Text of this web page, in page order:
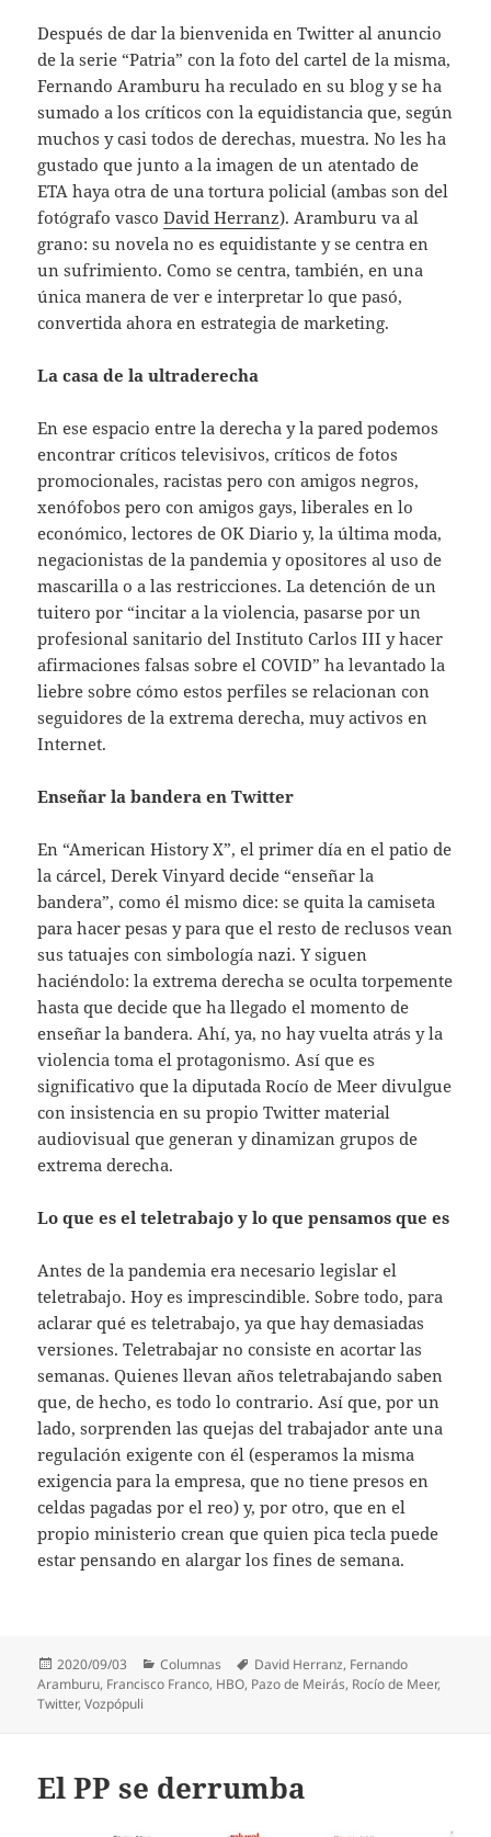
Después de dar la bienvenida en Twitter al anuncio
de la serie “Patria” con la foto del cartel de la misma,
Fernando Aramburu ha reculado en su blog y se ha
sumado a los críticos con la equidistancia que, según
muchos y casi todos de derechas, muestra. No les ha
gustado que junto a la imagen de un atentado de
ETA haya otra de una tortura policial (ambas son del
fotógrafo vascoDavid Herranz). Aramburu va al
grano: su novela no es equidistante y se centra en
un sufrimiento. Como se centra, también, en una
única manera de ver e interpretar lo que pasó,
convertida ahora en estrategia de marketing.
La casa de la ultraderecha
En ese espacio entre la derecha y la pared podemos
encontrar críticos televisivos, críticos de fotos
promocionales, racistas pero con amigos negros,
xenófobos pero con amigos gays, liberales en lo
económico, lectores de OK Diario y, la última moda,
negacionistas de la pandemia y opositores al uso de
mascarilla o a las restricciones. La detención de un
tuitero por “incitar a la violencia, pasarse por un
profesional sanitario del Instituto Carlos III y hacer
afirmaciones falsas sobre el COVID” ha levantado la
liebre sobre cómo estos perfiles se relacionan con
seguidores de la extrema derecha, muy activos en
Internet.
Enseñar la bandera en Twitter
En “American History X”, el primer día en el patio de
la cárcel, Derek Vinyard decide “enseñar la
bandera”, como él mismo dice: se quita la camiseta
para hacer pesas y para que el resto de reclusos vean
sus tatuajes con simbología nazi. Y siguen
haciéndolo: la extrema derecha se oculta torpemente
hasta que decide que ha llegado el momento de
enseñar la bandera. Ahí, ya, no hay vuelta atrás y la
violencia toma el protagonismo. Así que es
significativo que la diputada Rocío de Meer divulgue
con insistencia en su propio Twitter material
audiovisual que generan y dinamizan grupos de
extrema derecha.
Lo que es el teletrabajo y lo que pensamos que es
Antes de la pandemia era necesario legislar el
teletrabajo. Hoy es imprescindible. Sobre todo, para
aclarar qué es teletrabajo, ya que hay demasiadas
versiones. Teletrabajar no consiste en acortar las
semanas. Quienes llevan años teletrabajando saben
que, de hecho, es todo lo contrario. Así que, por un
lado, sorprenden las quejas del trabajador ante una
regulación exigente con él (esperamos la misma
exigencia para la empresa, que no tiene presos en
celdas pagadas por el reo) y, por otro, que en el
propio ministerio crean que quien pica tecla puede
estar pensando en alargar los fines de semana.
Publicado
el
2020/09/03 Categorías
Columnas Etiquetas
David Herranz, Fernando
Aramburu, Francisco Franco, HBO, Pazo de Meirás, Rocío de Meer,
Twitter,Vozpópuli
El PP se derrumba